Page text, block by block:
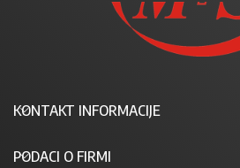
KONTAKT INFORMACIJE
PODACI O FIRMI